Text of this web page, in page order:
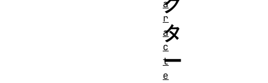
タ
ー
a
r
a
c
t
e